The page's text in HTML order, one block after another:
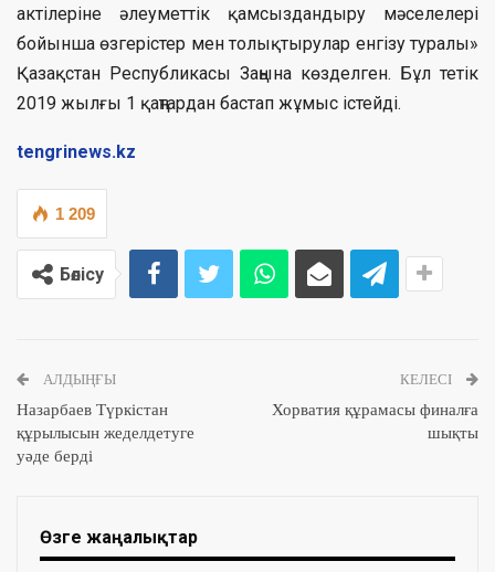
актілеріне әлеуметтік қамсыздандыру мәселелері
бойынша өзгерістер мен толықтырулар енгізу туралы»
Қазақстан Республикасы Заңына көзделген. Бұл тетік
2019 жылғы 1 қаңтардан бастап жұмыс істейді.
tengrinews.kz
1 209
Бөлісу
АЛДЫҢҒЫ
Назарбаев Түркістан
құрылысын жеделдетуге
уәде берді
КЕЛЕСІ
Хорватия құрамасы финалға
шықты
Өзге жаңалықтар